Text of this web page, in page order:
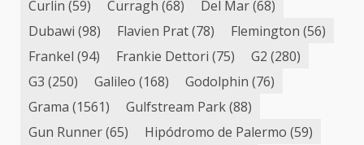
Curlin (59) Curragh (68) Del Mar(68)
Dubawi (98) Flavien Prat(78) Flemington (56)
Frankel (94) Frankie Dettori (75) G2 (280)
G3 (250) Galileo (168) Godolphin (76)
Grama (1561) Gulfstream Park(88)
Gun Runner(65) Hipódromo de Palermo (59)